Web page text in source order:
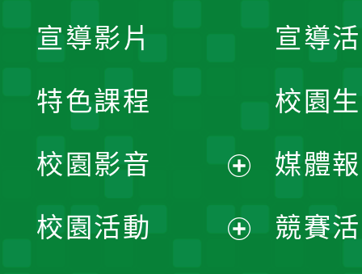
宣導
校園
媒體
競賽
宣導影片
特色課程
校園影音
開
校園活動